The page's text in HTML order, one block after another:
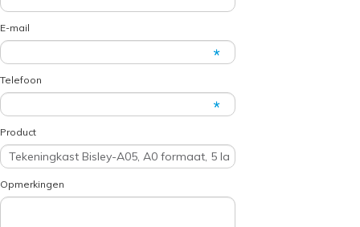
E-mail
Telefoon
Product
Opmerkingen